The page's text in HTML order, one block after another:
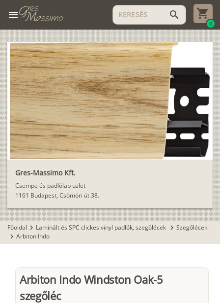
menu search
0
Gres-Massimo Kft.
Csempe és padlólap üzlet
1161 Budapest, Csömöri út 38.
Főoldal chevron_right Laminált és SPC clickes vinyl padlók, szegőlécek chevron_right Szegőlécek
chevron_right Arbiton Indo
Arbiton Indo Windston Oak-5
szegőléc